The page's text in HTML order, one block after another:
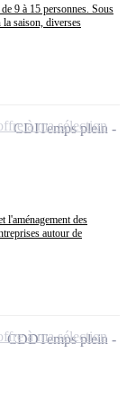
9 à 15 personnes. Sous
saison, diverses
l'aménagement des
autour de
CDITemps plein
à ma sélection
CDDTemps plein
à ma sélection